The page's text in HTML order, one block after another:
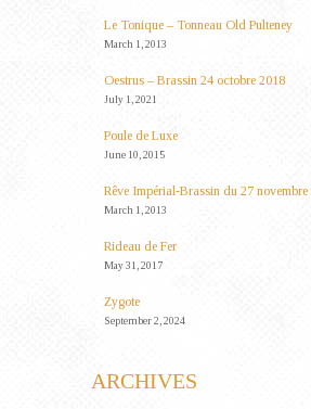
Le Tonique – Tonneau Old Pulteney
March 1, 2013
Oestrus – Brassin 24 octobre 2018
July 1, 2021
Poule de Luxe
June 10, 2015
Rêve Impérial-Brassin du 27 novembre
March 1, 2013
Rideau de Fer
May 31, 2017
Zygote
September 2, 2024
ARCHIVES